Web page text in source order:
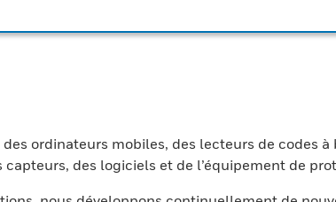
ordinateurs mobiles, des lecteurs de codes à
des logiciels et de l’équipement de